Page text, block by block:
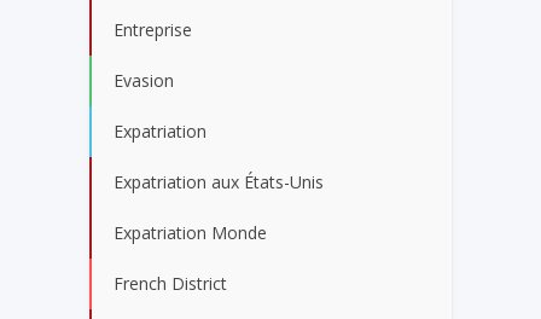
Entreprise
Evasion
Expatriation
Expatriation aux États-Unis
Expatriation Monde
French District